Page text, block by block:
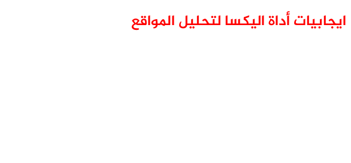
ايجابيات أداة اليكسا لتحليل المواقع